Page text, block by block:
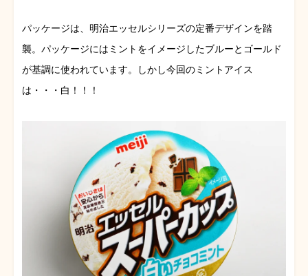
パッケージは、明治エッセルシリーズの定番デザインを踏
襲。パッケージにはミントをイメージしたブルーとゴールド
が基調に使われています。しかし今回のミントアイス
は・・・白！！！